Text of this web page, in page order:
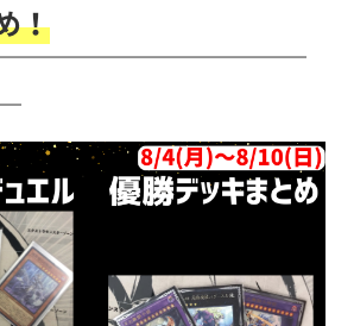
！
￣￣￣￣￣￣￣￣￣￣